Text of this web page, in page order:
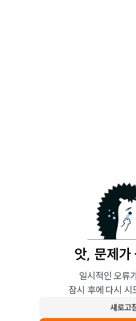
앗, 문제가
일시적인 오류
잠시 후에 다시 시
새로고